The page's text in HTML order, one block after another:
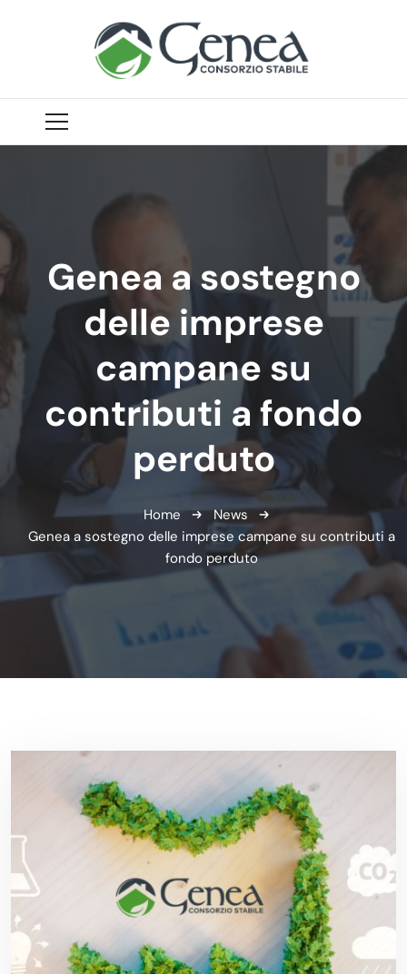
Genea a sostegno
delle imprese
campane su
contributi a fondo
perduto
Home
News
Genea a sostegno delle imprese campane su contributi a
fondo perduto